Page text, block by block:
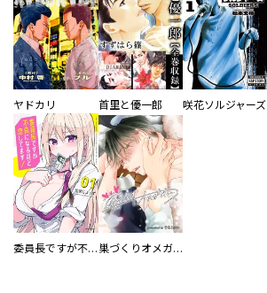
ヤドカリ 首里と優一郎 咲花ソルジャーズ
委員長ですが不良になるほど恋してます！ 巣づくりオメガバース